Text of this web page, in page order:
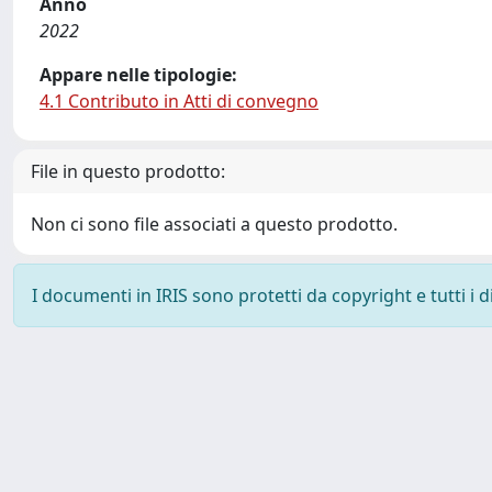
2022
Appare nelle tipologie:
4.1 Contributo in Atti di convegno
File in questo prodotto:
Non ci sono file associati a questo prodotto.
I documenti in IRIS sono protetti da copyright e tutti i